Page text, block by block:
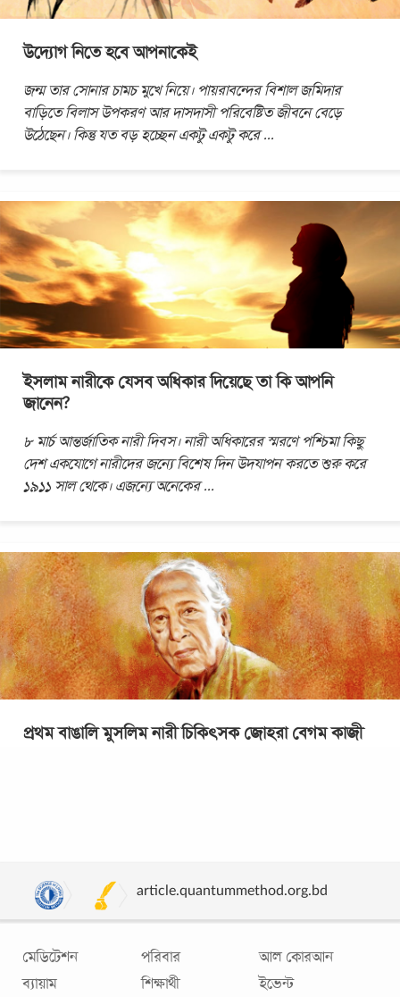
উদ্যোগ নিতে হবে আপনাকেই
জন্ম তার সোনার চামচ মুখে নিয়ে। পায়রাবন্দের বিশাল জমিদার
বাড়িতে বিলাস উপকরণ আর দাসদাসী পরিবেষ্টিত জীবনে বেড়ে
উঠেছেন। কিন্তু যত বড় হচ্ছেন একটু একটু করে...
ইসলাম নারীকে যেসব অধিকার দিয়েছে তা কি আপনি
জানেন?
৮ মার্চ আন্তর্জাতিক নারী দিবস। নারী অধিকারের স্মরণে পশ্চিমা কিছু
দেশ একযোগে নারীদের জন্যে বিশেষ দিন উদযাপন করতে শুরু করে
১৯১১ সাল থেকে। এজন্যে অনেকের...
প্রথম বাঙালি মুসলিম নারী চিকিৎসক জোহরা বেগম কাজী
article.quantummethod.org.bd
মেডিটেশন
ব্যায়াম
পরিবার
শিক্ষার্থী
আল কোরআন
ইভেন্ট